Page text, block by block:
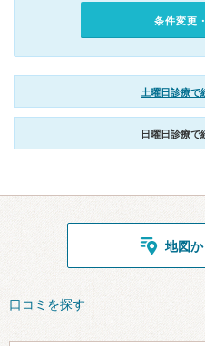
条件変更
土曜日診療で
日曜日診療で
地図
口コミを探す